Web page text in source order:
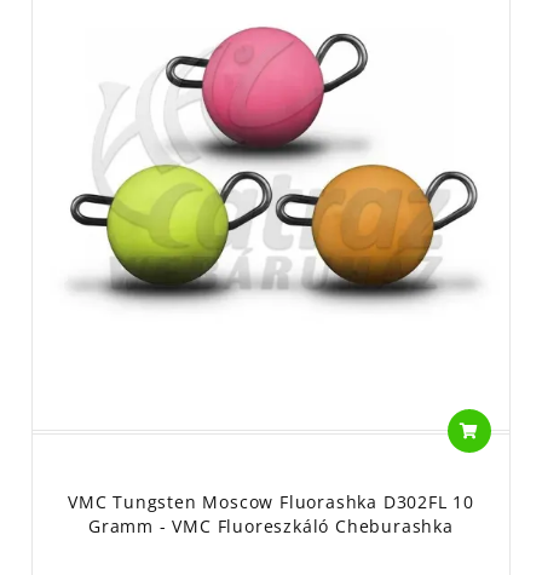
VMC Tungsten Moscow Fluorashka D302FL 10
Gramm - VMC Fluoreszkáló Cheburashka